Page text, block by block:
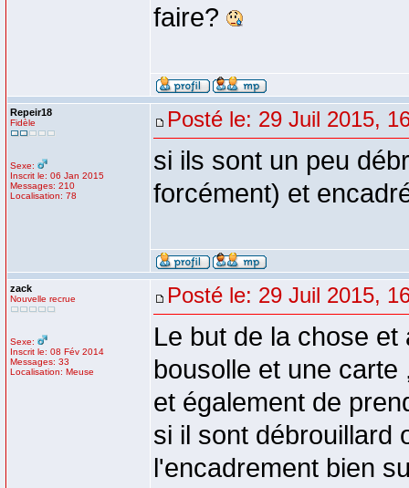
faire?
Repeir18
Fidèle
Sexe:
Inscrit le: 06 Jan 2015
Messages: 210
Localisation: 78
Posté le: 29 Juil 2015,
si ils sont un peu
forcément) et
zack
Nouvelle recrue
Sexe:
Inscrit le: 08 Fév 2014
Messages: 33
Localisation: Meuse
Posté le: 29 Juil 2015,
Le but de la chose
bousolle et une
et également de
si il sont débrouillard
l'encadrement bien